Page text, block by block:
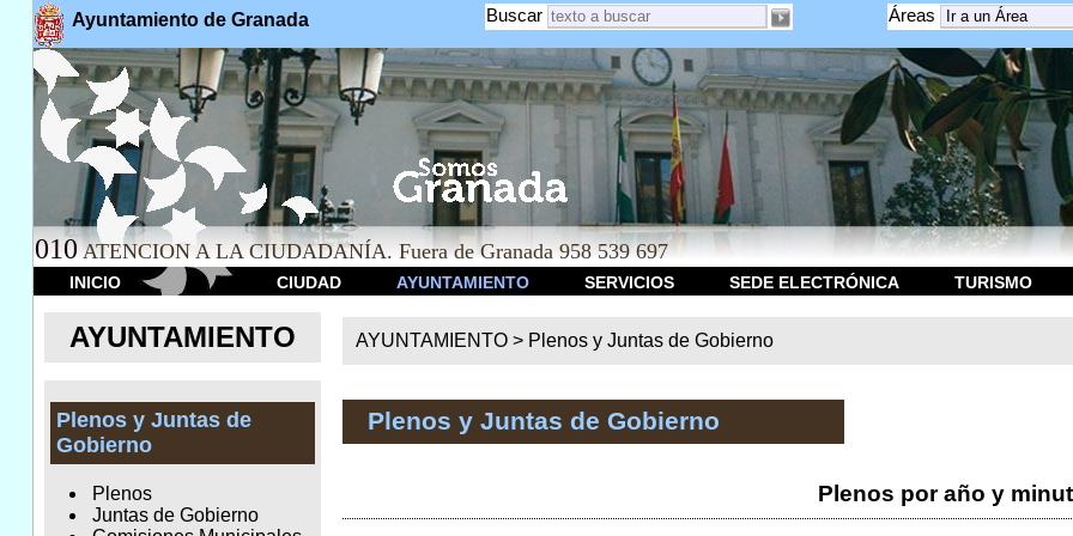
Ayuntamiento de Granada Áreas
Buscar
010 ATENCION A LA CIUDADANÍA. Fuera de Granada 958 539 697
INICIO CIUDAD AYUNTAMIENTO SERVICIOS SEDE ELECTRÓNICA TURISMO
AYUNTAMIENTO
Plenos y Juntas de
Gobierno
Plenos
Juntas de Gobierno
AYUNTAMIENTO > Plenos y Juntas de Gobierno
Plenos y Juntas de Gobierno
Plenos por año y